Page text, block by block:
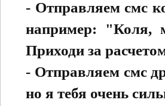
- Отправляем смс
например: "Коля,
Приходи за
- Отправляем смс
но я тебя очень